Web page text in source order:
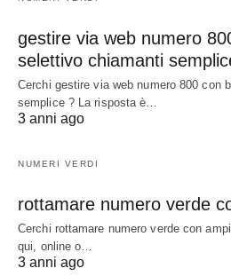
gestire via web numero
selettivo chiamanti
Cerchi gestire via web numero 800 con
semplice ? La risposta è…
3 anni ago
NUMERI VERDI
rottamare numero verde
Cerchi rottamare numero verde con
qui, online o…
3 anni ago